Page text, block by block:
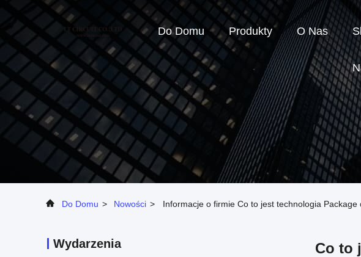
Do Domu Produkty O Nas
Do Domu > Nowości > Informacje o firmie Co to jest technologia Package
Wydarzenia Co to